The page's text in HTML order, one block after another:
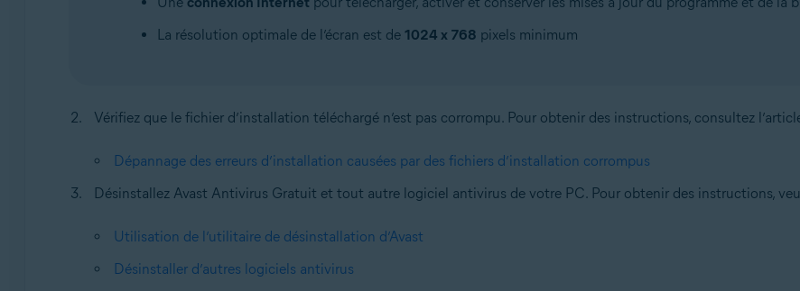
La résolution optimale de l’écran est de 1024 x 768 pixels minimum
Vérifiez que le fichier d’installation téléchargé n’est pas corrompu. Pour obtenir des instructions, consultez
Dépannage des erreurs d’installation causées par des fichiers d’installation corrompus
Désinstallez Avast Antivirus Gratuit et tout autre logiciel antivirus de votre PC. Pour obtenir des instructions,
Utilisation de l’utilitaire de désinstallation d’Avast
Désinstaller d’autres logiciels antivirus